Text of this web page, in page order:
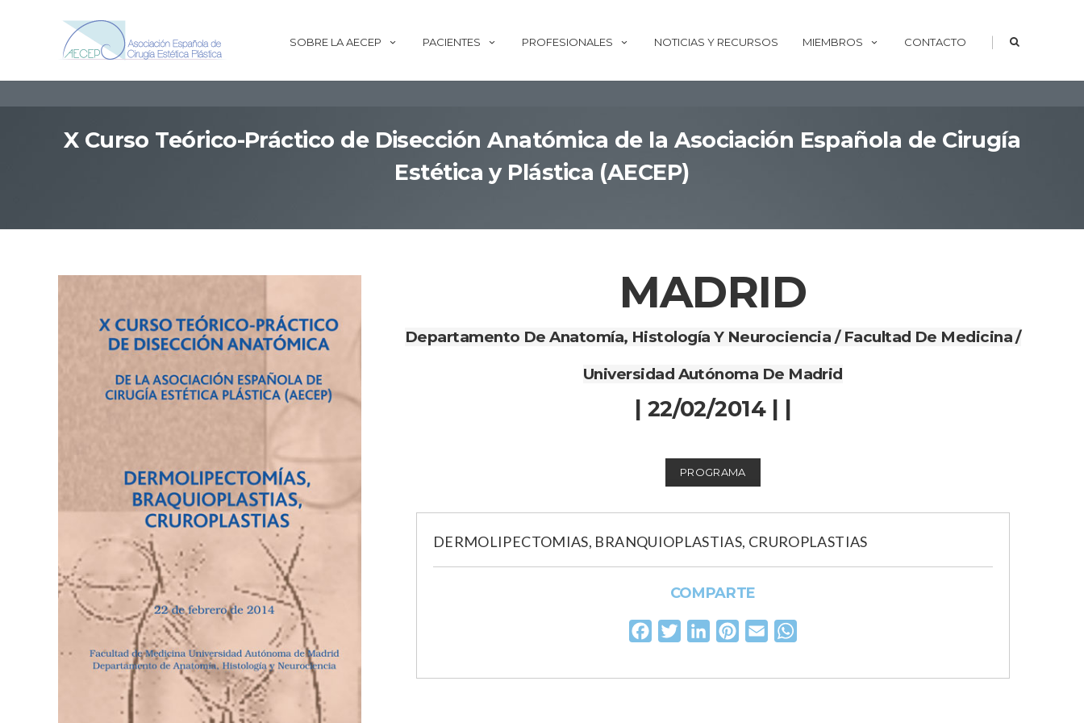
SOBRE LA AECEP PACIENTES PROFESIONALES NOTICIAS Y RECURSOS MIEMBROS CONTACTO |
X Curso Teórico-Práctico de Disección Anatómica de la Asociación Española de Cirugía
Estética y Plástica (AECEP)
MADRID
Departamento De Anatomía, Histología Y Neurociencia / Facultad De Medicina /
Universidad Autónoma De Madrid
| 22/02/2014 | |
PROGRAMA
DERMOLIPECTOMIAS, BRANQUIOPLASTIAS, CRUROPLASTIAS
COMPARTE
FacebookTwitterLinkedInPinterest
Email